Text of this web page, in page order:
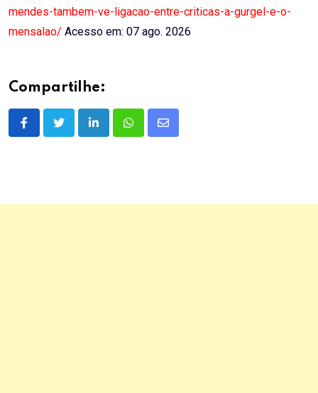
mendes-tambem-ve-ligacao-entre-criticas-a-gurgel-e-o-
mensalao/ Acesso em: 07 ago. 2026
Compartilhe:
LinkedInWhatsappShare